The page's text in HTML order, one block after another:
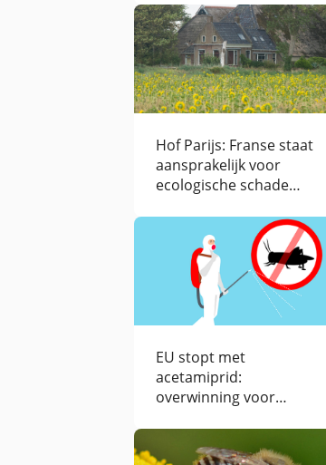
giftige neonicotinoïden
Hof Parijs: Franse staat
aansprakelijk voor
ecologische schade
EU stopt met
acetamiprid:
overwinning voor